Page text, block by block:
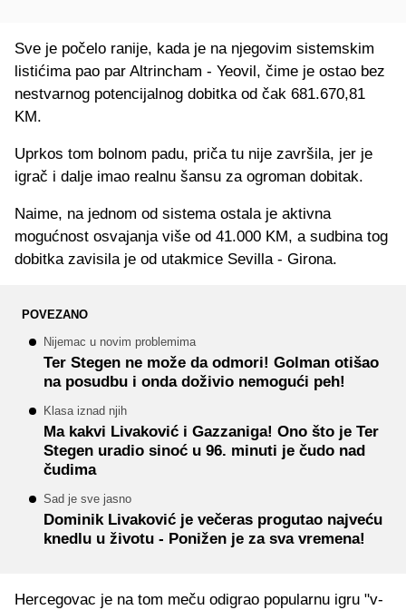
Sve je počelo ranije, kada je na njegovim sistemskim
listićima pao par Altrincham - Yeovil, čime je ostao bez
nestvarnog potencijalnog dobitka od čak 681.670,81
KM.
Uprkos tom bolnom padu, priča tu nije završila, jer je
igrač i dalje imao realnu šansu za ogroman dobitak.
Naime, na jednom od sistema ostala je aktivna
mogućnost osvajanja više od 41.000 KM, a sudbina tog
dobitka zavisila je od utakmice Sevilla - Girona.
POVEZANO
Nijemac u novim problemima
Ter Stegen ne može da odmori! Golman otišao
na posudbu i onda doživio nemogući peh!
Klasa iznad njih
Ma kakvi Livaković i Gazzaniga! Ono što je Ter
Stegen uradio sinoć u 96. minuti je čudo nad
čudima
Sad je sve jasno
Dominik Livaković je večeras progutao najveću
knedlu u životu - Ponižen je za sva vremena!
Hercegovac je na tom meču odigrao popularnu igru "v-